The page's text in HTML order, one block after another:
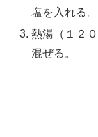
塩を入れる。
熱湯（１２
混ぜる。